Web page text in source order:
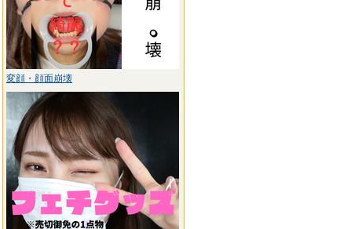
変顔・顔面崩壊